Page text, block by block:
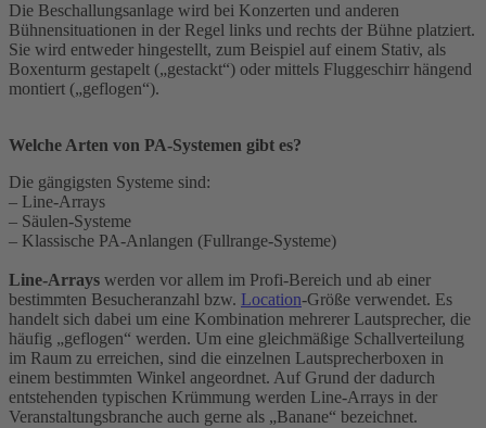
Die Beschallungsanlage wird bei Konzerten und anderen
Bühnensituationen in der Regel links und rechts der Bühne platziert.
Sie wird entweder hingestellt, zum Beispiel auf einem Stativ, als
Boxenturm gestapelt („gestackt“) oder mittels Fluggeschirr hängend
montiert („geflogen“).
Welche Arten von PA-Systemen gibt es?
Die gängigsten Systeme sind:
– Line-Arrays
– Säulen-Systeme
– Klassische PA-Anlangen (Fullrange-Systeme)
Line-Arrays werden vor allem im Profi-Bereich und ab einer
bestimmten Besucheranzahl bzw. Location-Größe verwendet. Es
handelt sich dabei um eine Kombination mehrerer Lautsprecher, die
häufig „geflogen“ werden. Um eine gleichmäßige Schallverteilung
im Raum zu erreichen, sind die einzelnen Lautsprecherboxen in
einem bestimmten Winkel angeordnet. Auf Grund der dadurch
entstehenden typischen Krümmung werden Line-Arrays in der
Veranstaltungsbranche auch gerne als „Banane“ bezeichnet.